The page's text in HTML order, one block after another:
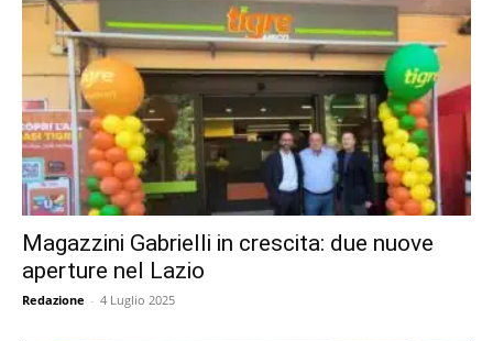
Magazzini Gabrielli in crescita: due nuove
aperture nel Lazio
Redazione - 4 Luglio 2025